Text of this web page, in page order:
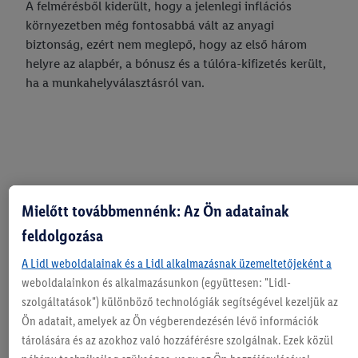
A felmérésből kiderült, hogy a jelenlegi inflációs
környezetben még fontosabbá vált az anyagi
biztonság, ezért nem meglepő, hogy az első három
helyre az alapbér, a bónusz és a túlóra-kifizetés került,
ha a munkahelyválasztásról van.
Mielőtt továbbmennénk: Az Ön adatainak
feldolgozása
A Lidl weboldalainak és a Lidl alkalmazásnak üzemeltetőjeként a
weboldalainkon és alkalmazásunkon (együttesen: "Lidl-
szolgáltatások") különböző technológiák segítségével kezeljük az
Ön adatait, amelyek az Ön végberendezésén lévő információk
tárolására és az azokhoz való hozzáférésre szolgálnak. Ezek közül